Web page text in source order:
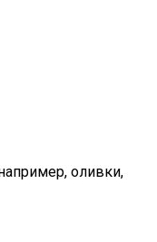
оливки,